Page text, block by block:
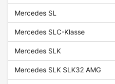
Mercedes SL
Mercedes SLC-Klasse
Mercedes SLK
Mercedes SLK SLK32 AMG